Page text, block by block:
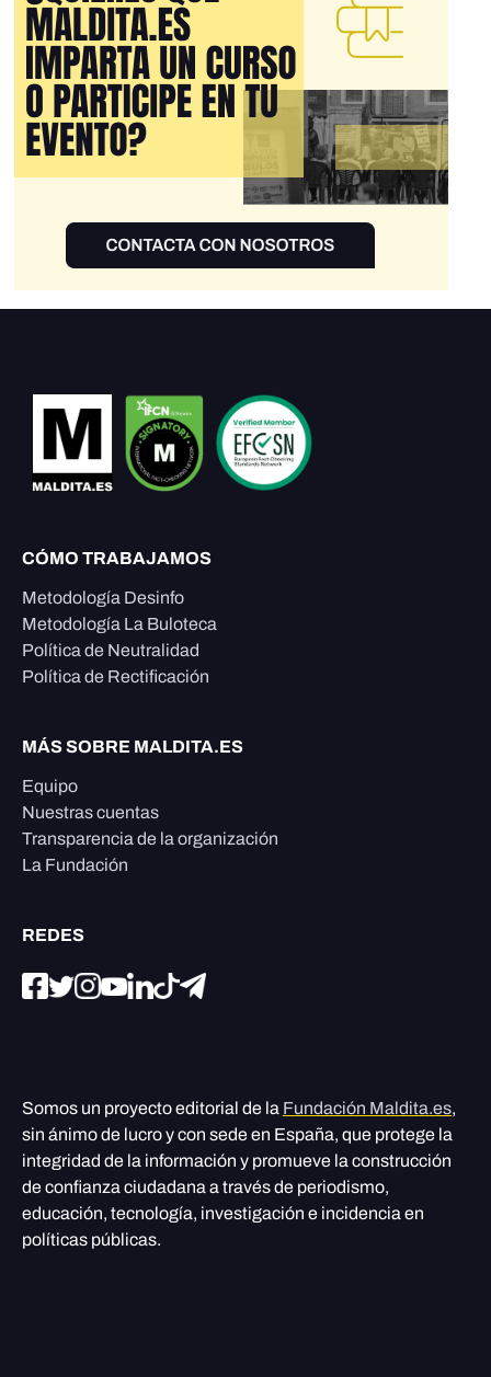
CÓMO TRABAJAMOS
Metodología Desinfo
Metodología La Buloteca
Política de Neutralidad
Política de Rectificación
MÁS SOBRE MALDITA.ES
Equipo
Nuestras cuentas
Transparencia de la organización
La Fundación
REDES
Somos un proyecto editorial de la Fundación Maldita.es,
sin ánimo de lucro y con sede en España, que protege la
integridad de la información y promueve la construcción
de confianza ciudadana a través de periodismo,
educación, tecnología, investigación e incidencia en
políticas públicas.